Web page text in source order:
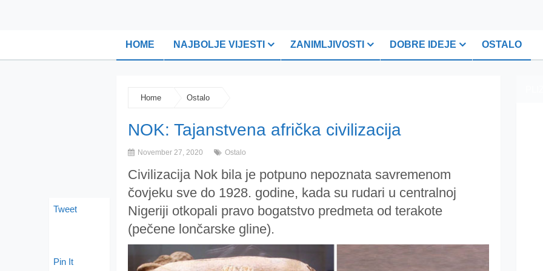
HOME NAJBOLJE VIJESTI ZANIMLJIVOSTI DOBRE IDEJE OSTALO
Home Ostalo
NOK: Tajanstvena afrička civilizacija
November 27, 2020 Ostalo
Civilizacija Nok bila je potpuno nepoznata savremenom
čovjeku sve do 1928. godine, kada su rudari u centralnoj
Nigeriji otkopali pravo bogatstvo predmeta od terakote
(pečene lončarske gline).
Tweet
Pin It